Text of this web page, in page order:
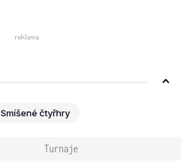
Smíšené čtyřhry
Turnaje